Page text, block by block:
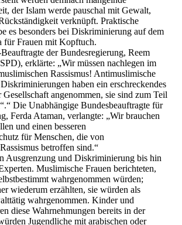
der Islam werde pauschal mit Gewalt,
verknüpft. Praktische
es besonders bei Diskriminierung auf dem
für Frauen mit Kopftuch.
der Bundesregierung, Reem
erklärte: „Wir müssen nachlegen im
Rassismus! Antimuslimische
haben ein erschreckendes
Gesellschaft angenommen, sie sind zum Teil
Die Unabhängige Bundesbeauftragte für
Ferda Ataman, verlangte: „Wir brauchen
und einen besseren
für Menschen, die von
betroffen sind.“
Ausgrenzung und Diskriminierung bis hin
Muslimische Frauen berichteten,
wahrgenommen würden;
wiederum erzählten, sie würden als
wahrgenommen. Kinder und
diese Wahrnehmungen bereits in der
Jugendliche mit arabischen oder